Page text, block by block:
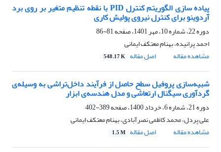
پیاده سازی الگوریتم کنترل PID با نقطه تنظیم متغیر بر روی برد
آردوینو برای کنترل نیروی پولیش کاری
دوره 22، شماره 10، مهر 1401، صفحه
81-86
احمد پرانیده، بهنام معتکف ایمانی
مشاهده مقاله
اصل مقاله 548.17 K
شبیه‌سازی پروفیل سطح حاصل از فرآیند داخل‌تراشی به وسیله‌ی
گردآوری سیگنال ارتعاشی و مدل هندسه‌ی ابزار
دوره 21، شماره 6، خرداد 1400، صفحه
389-402
علی پردل، محمد کاظمی نصرآبادی، بهنام معتکف ایمانی
مشاهده مقاله
اصل مقاله 1.5 M